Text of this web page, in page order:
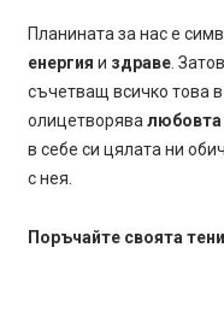
Планината за нас е
енергия и здраве .
съчетващ всичко това
олицетворява любовта
в себе си цялата ни
с нея.
Поръчайте своята